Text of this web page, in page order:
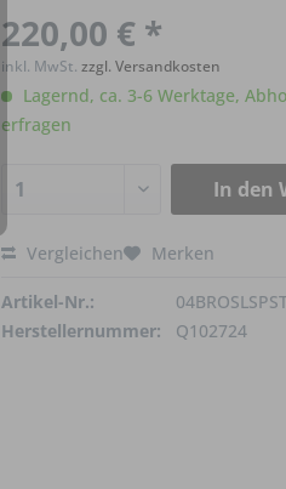
220,00 € *
inkl. MwSt. zzgl. Versandkosten
Lagernd, ca. 3-6 Werktage,
erfragen
In den
Vergleichen Merken
Artikel-Nr.:
Herstellernummer:
Q102724